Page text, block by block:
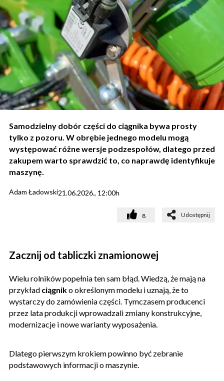
Samodzielny dobór części do ciągnika bywa prosty
tylko z pozoru. W obrębie jednego modelu mogą
występować różne wersje podzespołów, dlatego przed
zakupem warto sprawdzić to, co naprawdę identyfikuje
maszynę.
Adam Ładowski21.06.2026., 12:00h
8 Udostępnij
Zacznij od tabliczki znamionowej
Wielu rolników popełnia ten sam błąd. Wiedzą, że mają na
przykład ciągniko określonym modelu i uznają, że to
wystarczy do zamówienia części. Tymczasem producenci
przez lata produkcji wprowadzali zmiany konstrukcyjne,
modernizacje i nowe warianty wyposażenia.
Dlatego pierwszym krokiem powinno być zebranie
podstawowych informacji o maszynie.